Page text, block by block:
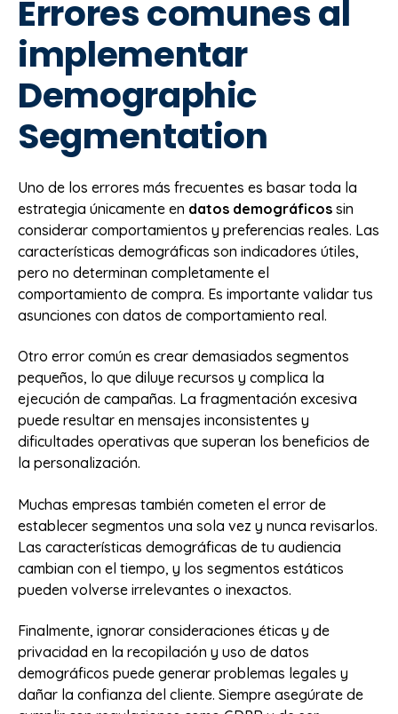
Errores comunes al
implementar
Demographic
Segmentation
Uno de los errores más frecuentes es basar toda la
estrategia únicamente en datos demográficos sin
considerar comportamientos y preferencias reales. Las
características demográficas son indicadores útiles,
pero no determinan completamente el
comportamiento de compra. Es importante validar tus
asunciones con datos de comportamiento real.
Otro error común es crear demasiados segmentos
pequeños, lo que diluye recursos y complica la
ejecución de campañas. La fragmentación excesiva
puede resultar en mensajes inconsistentes y
dificultades operativas que superan los beneficios de
la personalización.
Muchas empresas también cometen el error de
establecer segmentos una sola vez y nunca revisarlos.
Las características demográficas de tu audiencia
cambian con el tiempo, y los segmentos estáticos
pueden volverse irrelevantes o inexactos.
Finalmente, ignorar consideraciones éticas y de
privacidad en la recopilación y uso de datos
demográficos puede generar problemas legales y
dañar la confianza del cliente. Siempre asegúrate de